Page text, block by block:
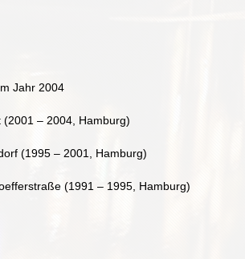
Jahr 2004
(2001 – 2004, Hamburg)
(1995 – 2001, Hamburg)
(1991 – 1995, Hamburg)